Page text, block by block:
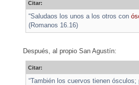
Citar:
“Saludaos los unos a los otros con
(Romanos 16.16)
Después, al propio San Agustín:
Citar:
“También los cuervos tienen